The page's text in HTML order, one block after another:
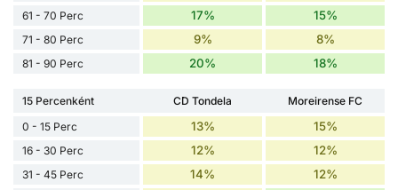
61 - 70 Perc 17% 15%
71 - 80 Perc 9% 8%
81 - 90 Perc 20% 18%
15 Percenként CD Tondela
Moreirense FC
0 - 15 Perc
13% 15%
16 - 30 Perc 12% 12%
31 - 45 Perc 14% 12%